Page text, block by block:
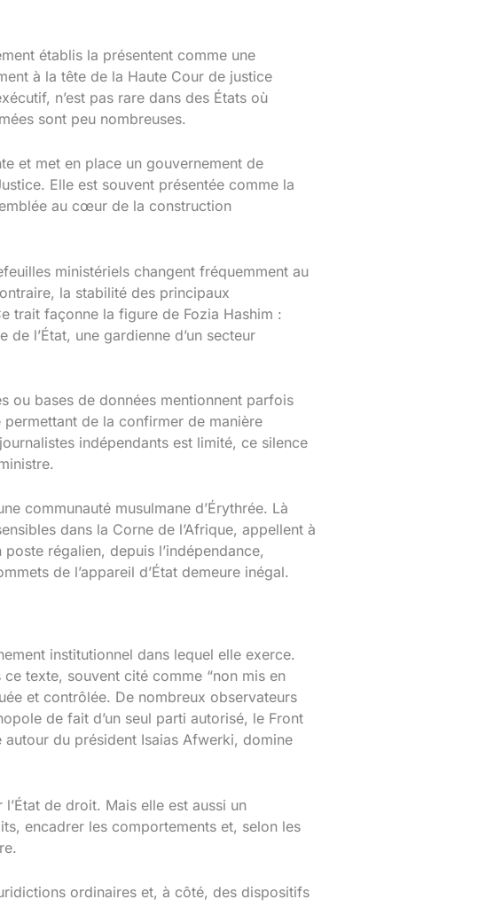
établis la présentent comme une
à la tête de la Haute Cour de justice
n’est pas rare dans des États où
sont peu nombreuses.
et met en place un gouvernement de
Elle est souvent présentée comme la
au cœur de la construction
ministériels changent fréquemment au
la stabilité des principaux
trait façonne la figure de Fozia Hashim :
l’État, une gardienne d’un secteur
ou bases de données mentionnent parfois
permettant de la confirmer de manière
indépendants est limité, ce silence
communauté musulmane d’Érythrée. Là
dans la Corne de l’Afrique, appellent à
régalien, depuis l’indépendance,
de l’appareil d’État demeure inégal.
institutionnel dans lequel elle exerce.
texte, souvent cité comme “non mis en
et contrôlée. De nombreux observateurs
de fait d’un seul parti autorisé, le Front
du président Isaias Afwerki, domine
de droit. Mais elle est aussi un
encadrer les comportements et, selon les
ordinaires et, à côté, des dispositifs